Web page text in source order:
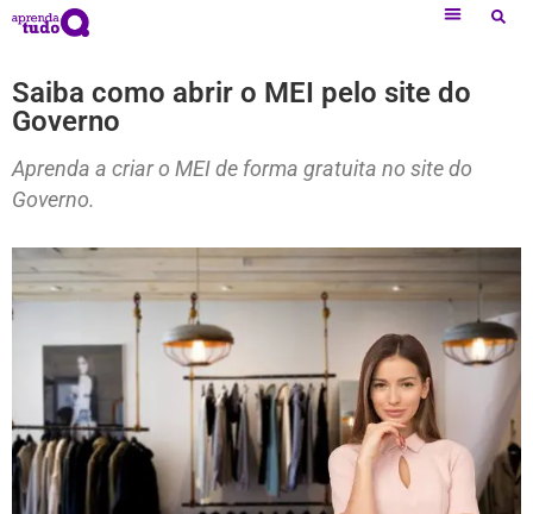
Saiba como abrir o MEI pelo site do
Governo
Aprenda a criar o MEI de forma gratuita no site do
Governo.